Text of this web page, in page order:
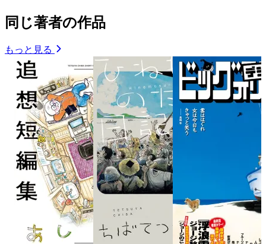
同じ著者の作品
もっと見る